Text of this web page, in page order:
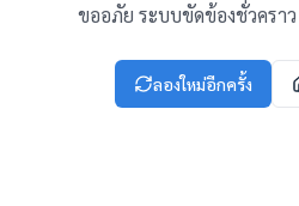
ขออภัย ระบบขัดข้องชั่วครา
ลองใหม่อีกครั้ง